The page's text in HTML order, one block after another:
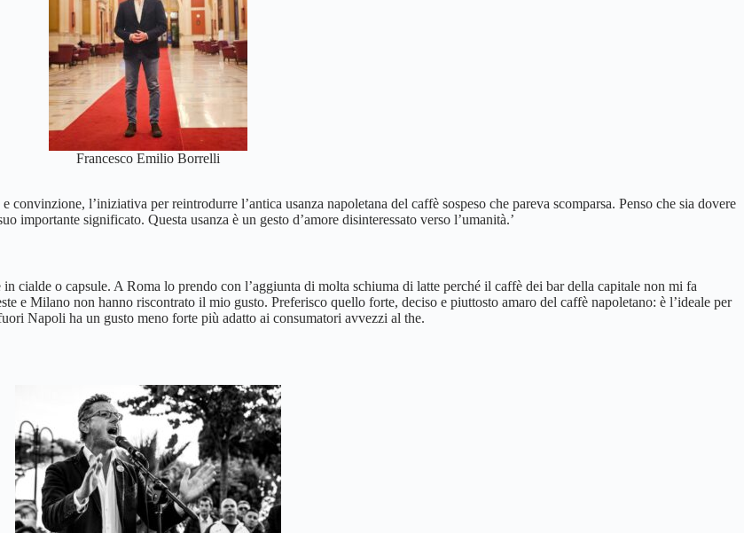
Francesco Emilio Borrelli
l’iniziativa per reintrodurre l’antica usanza napoletana del caffè sospeso che pareva scomparsa. Penso che sia dovere
significato. Questa usanza è un gesto d’amore disinteressato verso l’umanità.’
cialde o capsule. A Roma lo prendo con l’aggiunta di molta schiuma di latte perché il caffè dei bar della capitale non mi fa
e Milano non hanno riscontrato il mio gusto. Preferisco quello forte, deciso e piuttosto amaro del caffè napoletano: è l’ideale per
Napoli ha un gusto meno forte più adatto ai consumatori avvezzi al the.